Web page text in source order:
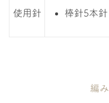
使用針 棒針5本
編